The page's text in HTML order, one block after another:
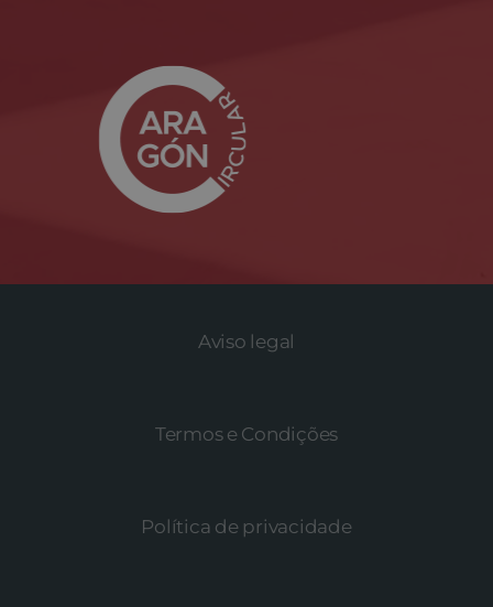
Aviso legal
Termos e Condições
Política de privacidade